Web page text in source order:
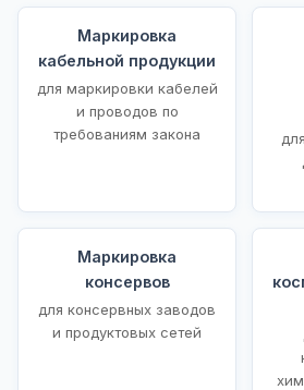
Маркировка
кабельной продукции
для маркировки кабелей
и проводов по
требованиям закона
Маркировка
консервов
для консервных заводов
и продуктовых сетей